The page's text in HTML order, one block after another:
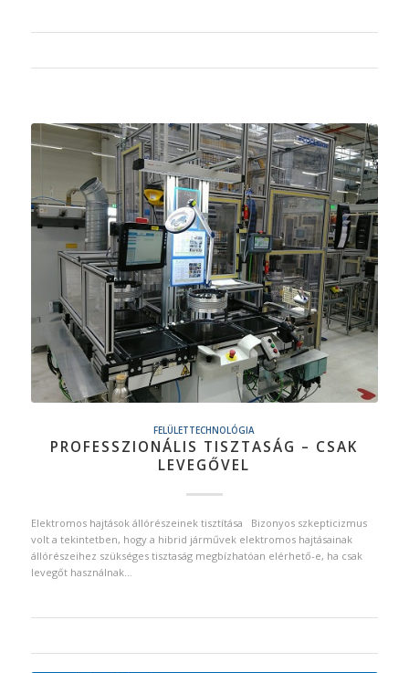
FELÜLETTECHNOLÓGIA
PROFESSZIONÁLIS TISZTASÁG – CSAK
LEVEGŐVEL
Elektromos hajtások állórészeinek tisztítása Bizonyos szkepticizmus
volt a tekintetben, hogy a hibrid járművek elektromos hajtásainak
állórészeihez szükséges tisztaság megbízhatóan elérhető-e, ha csak
levegőt használnak…